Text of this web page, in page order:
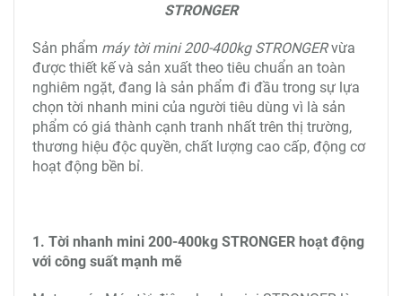
STRONGER
Sản phẩm máy tời mini 200-400kg STRONGERvừa
được thiết kế và sản xuất theo tiêu chuẩn an toàn
nghiêm ngặt, đang là sản phẩm đi đầu trong sự lựa
chọn tời nhanh mini của người tiêu dùng vì là sản
phẩm có giá thành cạnh tranh nhất trên thị trường,
thương hiệu độc quyền, chất lượng cao cấp, động cơ
hoạt động bền bỉ.